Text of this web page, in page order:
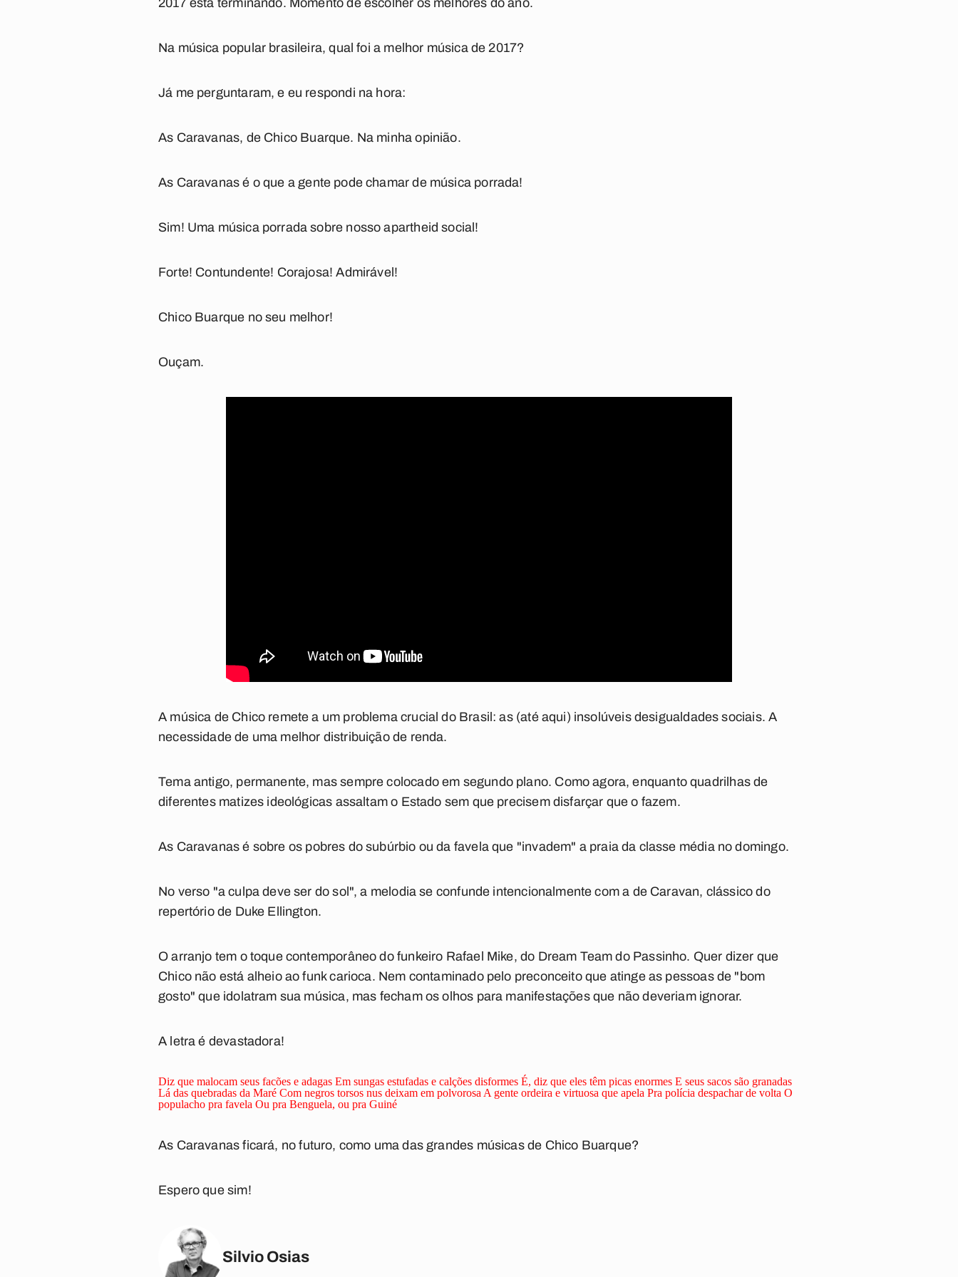
2017 está terminando. Momento de escolher os melhores do ano.
Na música popular brasileira, qual foi a melhor música de 2017?
Já me perguntaram, e eu respondi na hora:
As Caravanas, de Chico Buarque. Na minha opinião.
As Caravanas é o que a gente pode chamar de música porrada!
Sim! Uma música porrada sobre nosso apartheid social!
Forte! Contundente! Corajosa! Admirável!
Chico Buarque no seu melhor!
Ouçam.
A música de Chico remete a um problema crucial do Brasil: as (até aqui) insolúveis desigualdades sociais. A
necessidade de uma melhor distribuição de renda.
Tema antigo, permanente, mas sempre colocado em segundo plano. Como agora, enquanto quadrilhas de
diferentes matizes ideológicas assaltam o Estado sem que precisem disfarçar que o fazem.
As Caravanas é sobre os pobres do subúrbio ou da favela que "invadem" a praia da classe média no domingo.
No verso "a culpa deve ser do sol", a melodia se confunde intencionalmente com a de Caravan, clássico do
repertório de Duke Ellington.
O arranjo tem o toque contemporâneo do funkeiro Rafael Mike, do Dream Team do Passinho. Quer dizer que
Chico não está alheio ao funk carioca. Nem contaminado pelo preconceito que atinge as pessoas de "bom
gosto" que idolatram sua música, mas fecham os olhos para manifestações que não deveriam ignorar.
A letra é devastadora!
Diz que malocam seus facões e adagas Em sungas estufadas e calções disformes É, diz que eles têm picas enormes E seus sacos são granadas
Lá das quebradas da Maré Com negros torsos nus deixam em polvorosa A gente ordeira e virtuosa que apela Pra polícia despachar de volta O
populacho pra favela Ou pra Benguela, ou pra Guiné
As Caravanas ficará, no futuro, como uma das grandes músicas de Chico Buarque?
Espero que sim!
Silvio Osias